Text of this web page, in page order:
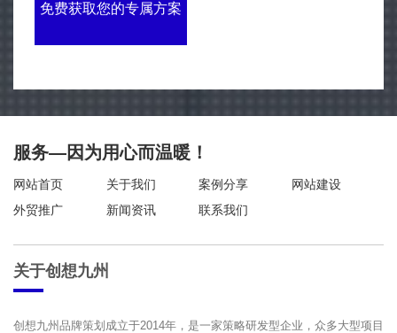
免费获取您的专属方案
服务—因为用心而温暖！
网站首页 关于我们 案例分享
网站建设
外贸推广
新闻资讯 联系我们
关于创想九州
创想九州品牌策划成立于2014年，是一家策略研发型企业，众多大型项目